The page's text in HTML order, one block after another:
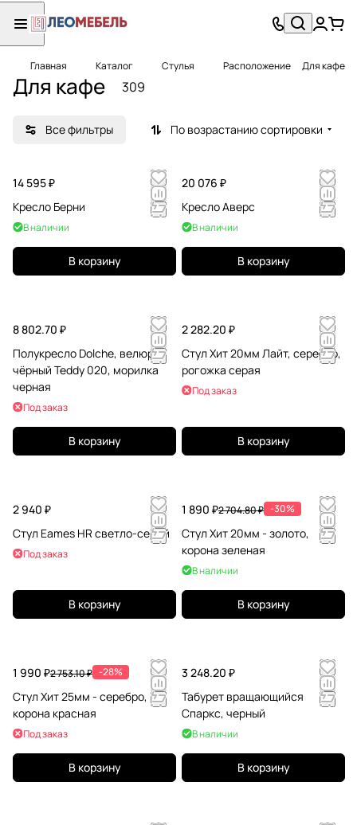
Главная Каталог Стулья Расположение Для кафе
Для кафе 309
Все фильтры По возрастанию сортировки
14 595 ₽
Кресло Берни
В наличии
В корзину
20 076 ₽
Кресло Аверс
В наличии
В корзину
8 802.70 ₽
Полукресло Dolche, велюр
чёрный Teddy 020, морилка
черная
Под заказ
В корзину
2 282.20 ₽
Стул Хит 20мм Лайт, серебро,
рогожка серая
Под заказ
В корзину
2 940 ₽
Стул Eames HR светло-серый
Под заказ
В корзину
1 890 ₽2 704.80 ₽ -30%
Стул Хит 20мм - золото,
корона зеленая
В наличии
В корзину
1 990 ₽2 753.10 ₽ -28%
Стул Хит 25мм - серебро,
корона красная
Под заказ
В корзину
3 248.20 ₽
Табурет вращающийся
Спаркс, черный
В наличии
В корзину